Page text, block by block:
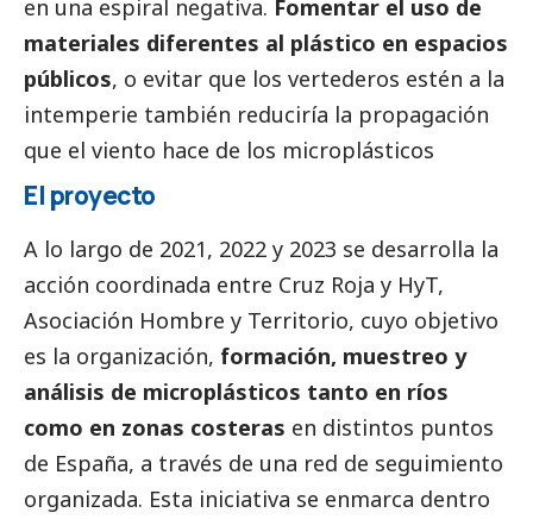
en una espiral negativa. Fomentar el uso de
materiales diferentes al plástico en espacios
públicos, o evitar que los vertederos estén a la
intemperie también reduciría la propagación
que el viento hace de los microplásticos
El proyecto
A lo largo de 2021, 2022 y 2023 se desarrolla la
acción coordinada entre Cruz Roja y HyT,
Asociación Hombre y Territorio, cuyo objetivo
es la organización, formación, muestreo y
análisis de microplásticos tanto en ríos
como en zonas costeras en distintos puntos
de España, a través de una red de seguimiento
organizada. Esta iniciativa se enmarca dentro